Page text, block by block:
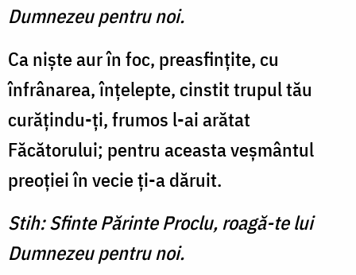
Dumnezeu pentru noi.
Ca nişte aur în foc, preasfinţite, cu
înfrânarea, înţelepte, cinstit trupul tău
curăţindu-ţi, frumos l-ai arătat
Făcătorului; pentru aceasta veşmântul
preoţiei în vecie ţi-a dăruit.
Stih: Sfinte Părinte Proclu, roagă-te lui
Dumnezeu pentru noi.